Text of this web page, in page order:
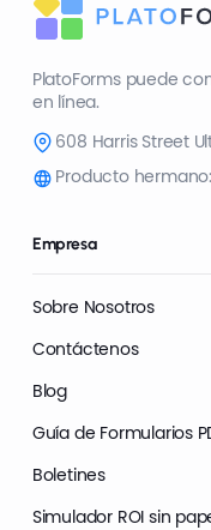
PlatoForms puede
en línea.
608 Harris Street
Producto hermano:
Empresa
Sobre Nosotros
Contáctenos
Blog
Guía de Formularios
Boletines
Simulador ROI sin